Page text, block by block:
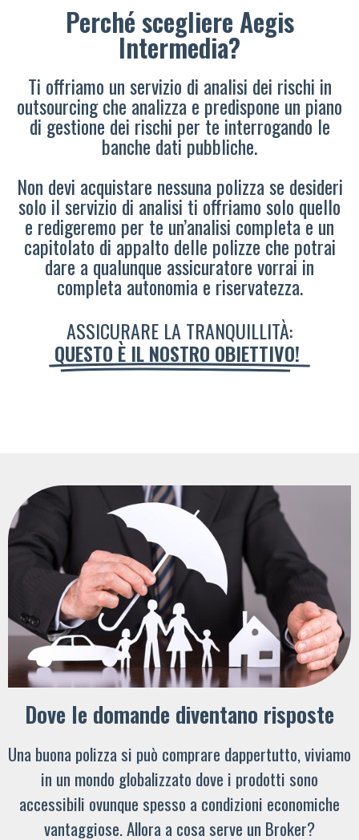
Perché scegliere Aegis
Intermedia?
Ti offriamo un servizio di analisi dei rischi in
outsourcing che analizza e predispone un piano
di gestione dei rischi per te interrogando le
banche dati pubbliche.
Non devi acquistare nessuna polizza se desideri
solo il servizio di analisi ti offriamo solo quello
e redigeremo per te un’analisi completa e un
capitolato di appalto delle polizze che potrai
dare a qualunque assicuratore vorrai in
completa autonomia e riservatezza.
ASSICURARE LA TRANQUILLITÀ:
QUESTO È IL NOSTRO OBIETTIVO!
Dove le domande diventano risposte
Una buona polizza si può comprare dappertutto, viviamo
in un mondo globalizzato dove i prodotti sono
accessibili ovunque spesso a condizioni economiche
vantaggiose. Allora a cosa serve un Broker?